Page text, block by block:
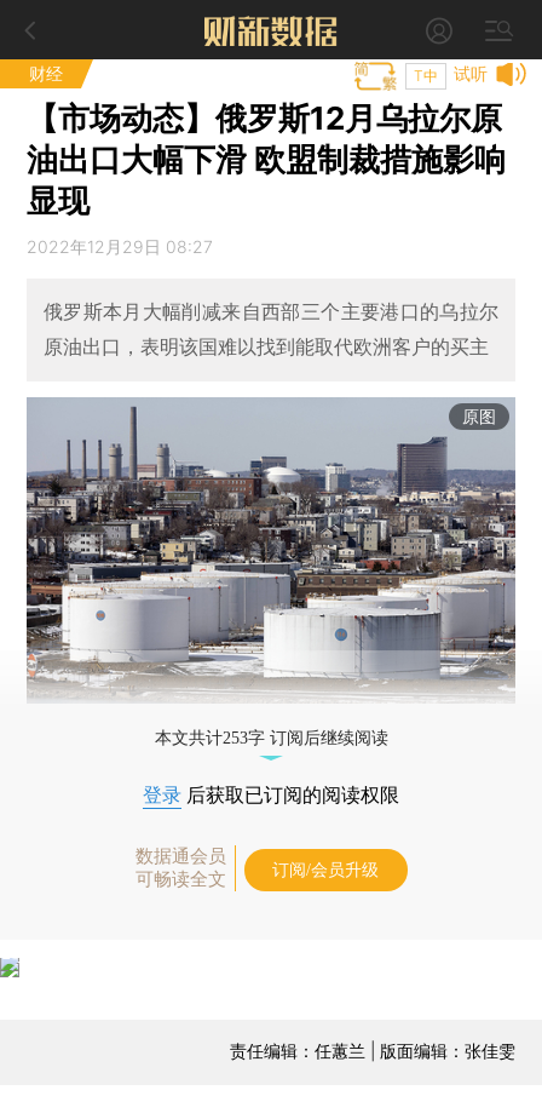
财经 试听
T中
【市场动态】俄罗斯12月乌拉尔原
油出口大幅下滑 欧盟制裁措施影响
显现
2022年12月29日 08:27
俄罗斯本月大幅削减来自西部三个主要港口的乌拉尔
原油出口，表明该国难以找到能取代欧洲客户的买主
原图
本文共计253字 订阅后继续阅读
登录 后获取已订阅的阅读权限
数据通会员
可畅读全文
订阅/会员升级
责任编辑：任蕙兰 | 版面编辑：张佳雯